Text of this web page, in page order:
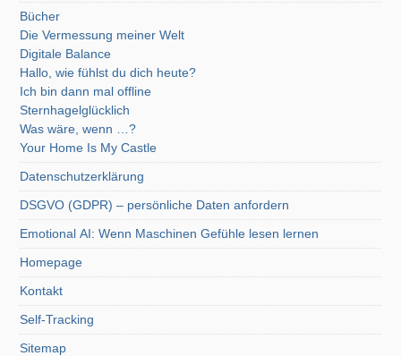
Bücher
Die Vermessung meiner Welt
Digitale Balance
Hallo, wie fühlst du dich heute?
Ich bin dann mal offline
Sternhagelglücklich
Was wäre, wenn …?
Your Home Is My Castle
Datenschutzerklärung
DSGVO (GDPR) – persönliche Daten anfordern
Emotional AI: Wenn Maschinen Gefühle lesen lernen
Homepage
Kontakt
Self-Tracking
Sitemap